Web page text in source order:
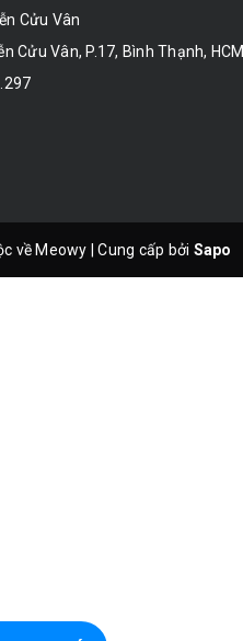
Cửu Vân
Cửu Vân, P.17, Bình Thạnh, HCM
về Meowy Cung cấp bởi Sapo